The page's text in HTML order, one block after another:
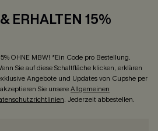
ERHALTEN 15%
OHNE MBW! *Ein Code pro Bestellung.
Sie auf diese Schaltfläche klicken, erklären
Angebote und Updates von Cupshe per
Sie unsereAllgemeinen
. Jederzeit abbestellen.